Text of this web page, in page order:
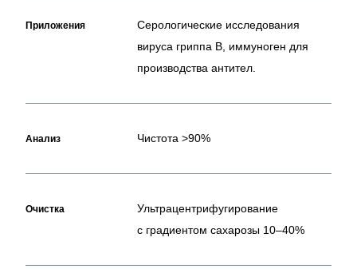
Приложения
Серологические исследования
вируса гриппа В, иммуноген для
производства антител.
Анализ Чистота >90%
Очистка
Ультрацентрифугирование
с градиентом сахарозы 10–40%